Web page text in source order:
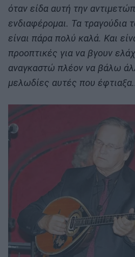
όταν είδα αυτή την
ενδιαφέρομαι. Τα τραγούδια
είναι πάρα πολύ καλά. Και
προοπτικές για να βγουν
αναγκαστώ πλέον να βάλω
μελωδίες αυτές που